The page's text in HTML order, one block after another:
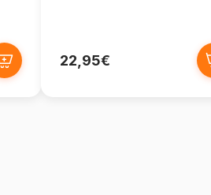
22,95€